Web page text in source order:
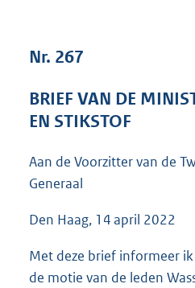
Nr. 267
BRIEF VAN DE
EN STIKSTOF
Aan de Voorzitter van de
Generaal
Den Haag, 14 april 2022
Met deze brief informeer
de motie van de leden